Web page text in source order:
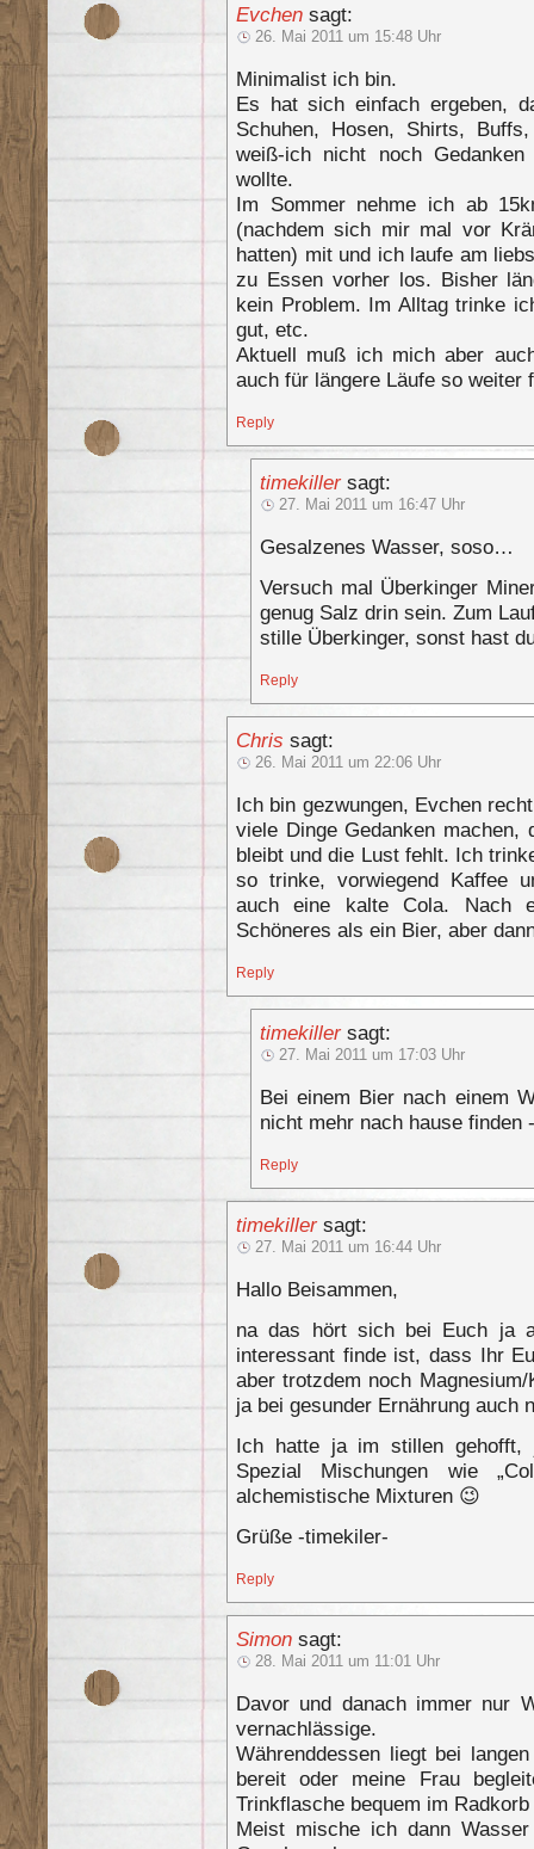
Evchen sagt:
26. Mai 2011 um 15:48 Uhr
Minimalist ich bin.
Es hat sich einfach ergeben,
Schuhen, Hosen, Shirts,
weiß-ich nicht noch
wollte.
Im Sommer nehme ich ab
(nachdem sich mir mal vor
hatten) mit und ich laufe am
zu Essen vorher los. Bisher
kein Problem. Im Alltag trinke
gut, etc.
Aktuell muß ich mich aber
auch für längere Läufe so weiter
Reply
timekiller sagt:
27. Mai 2011 um 16:47 Uhr
Gesalzenes Wasser, soso…
Versuch mal Überkinger
genug Salz drin sein. Zum
stille Überkinger, sonst hast
Reply
Chris sagt:
26. Mai 2011 um 22:06 Uhr
Ich bin gezwungen, Evchen
viele Dinge Gedanken
bleibt und die Lust fehlt. Ich
so trinke, vorwiegend Kaffee
auch eine kalte Cola. Nach
Schöneres als ein Bier, aber
Reply
timekiller sagt:
27. Mai 2011 um 17:03 Uhr
Bei einem Bier nach einem
nicht mehr nach hause finden
Reply
timekiller sagt:
27. Mai 2011 um 16:44 Uhr
Hallo Beisammen,
na das hört sich bei Euch ja
interessant finde ist, dass Ihr
aber trotzdem noch
ja bei gesunder Ernährung auch
Ich hatte ja im stillen gehofft,
Spezial Mischungen wie
alchemistische Mixturen 😉
Grüße -timekiler-
Reply
Simon sagt:
28. Mai 2011 um 11:01 Uhr
Davor und danach immer nur
vernachlässige.
Währenddessen liegt bei
bereit oder meine Frau
Trinkflasche bequem im
Meist mische ich dann